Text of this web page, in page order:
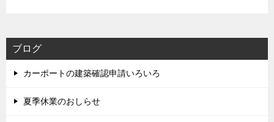
ブログ
カーポートの建築確認申請いろいろ
夏季休業のおしらせ